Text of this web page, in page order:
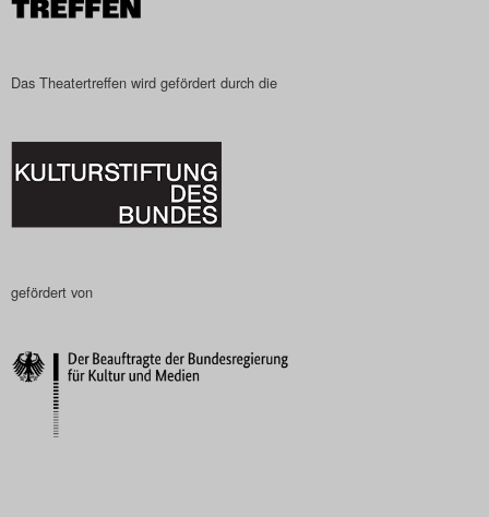
Das Theatertreffen wird gefördert durch die
gefördert von